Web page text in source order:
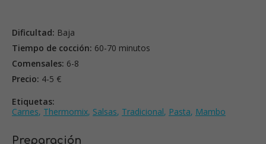
Dificultad: Baja
Tiempo de cocción: 60-70 minutos
Comensales: 6-8
Precio: 4-5 €
Etiquetas:
Carnes, Thermomix, Salsas, Tradicional, Pasta, Mambo
Preparación